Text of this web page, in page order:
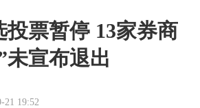
投票暂停 13家券商
未宣布退出
21 19:52